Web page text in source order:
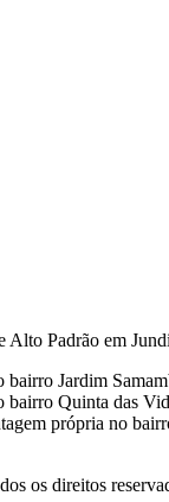
Alto Padrão em
bairro Jardim
bairro Quinta das
própria no
os direitos